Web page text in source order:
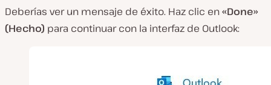
Deberías ver un mensaje de éxito. Haz clic en«Done»
(Hecho) para continuar con la interfaz de Outlook: